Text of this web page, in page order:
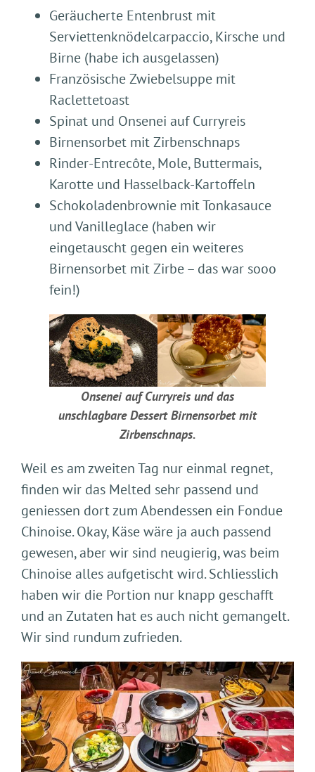
Geräucherte Entenbrust mit
Serviettenknödelcarpaccio, Kirsche und
Birne (habe ich ausgelassen)
Französische Zwiebelsuppe mit
Raclettetoast
Spinat und Onsenei auf Curryreis
Birnensorbet mit Zirbenschnaps
Rinder-Entrecôte, Mole, Buttermais,
Karotte und Hasselback-Kartoffeln
Schokoladenbrownie mit Tonkasauce
und Vanilleglace (haben wir
eingetauscht gegen ein weiteres
Birnensorbet mit Zirbe – das war sooo
fein!)
Onsenei auf Curryreis und das
unschlagbare Dessert Birnensorbet mit
Zirbenschnaps.
Weil es am zweiten Tag nur einmal regnet,
finden wir das Melted sehr passend und
geniessen dort zum Abendessen ein Fondue
Chinoise. Okay, Käse wäre ja auch passend
gewesen, aber wir sind neugierig, was beim
Chinoise alles aufgetischt wird. Schliesslich
haben wir die Portion nur knapp geschafft
und an Zutaten hat es auch nicht gemangelt.
Wir sind rundum zufrieden.